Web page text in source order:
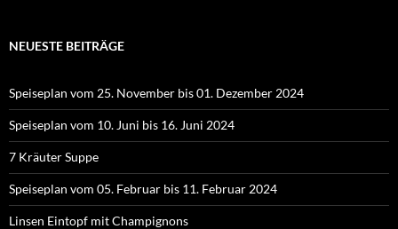
NEUESTE BEITRÄGE
Speiseplan vom 25. November bis 01. Dezember 2024
Speiseplan vom 10. Juni bis 16. Juni 2024
7 Kräuter Suppe
Speiseplan vom 05. Februar bis 11. Februar 2024
Linsen Eintopf mit Champignons